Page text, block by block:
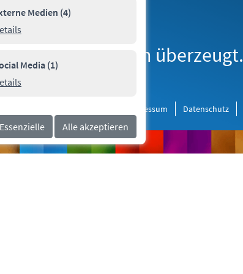
Paderborn überzeugt.
Impressum Datenschutz
(4)
Medien (4)
(1)
Media (1)
Alle akzeptieren